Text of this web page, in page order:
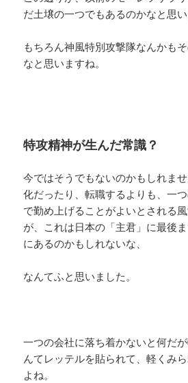
だ土壌の一つでもあるのかなと思い
もちろん神風特別攻撃隊なんかも
なと思いますね。
特攻精神が生んだ常識？
今ではそうでもないのかもしれま
化だったり、転職するよりも、一
で勤め上げることがよいとされる
が、これは日本の「主君」に最後
にあるのかもしれないな、
なんてふと思いました。
一つの会社に落ち着かないと何だ
んてレッテルを貼られて、軽くみ
よね。